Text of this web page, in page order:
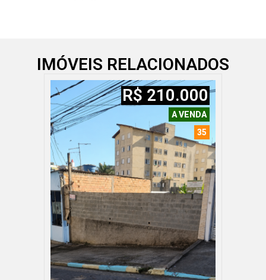
IMÓVEIS RELACIONADOS
A VENDA
35
R$ 210.000